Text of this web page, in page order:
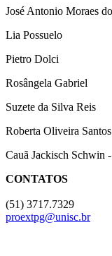
José Antonio Moraes
Lia Possuelo
Pietro Dolci
Rosângela Gabriel
Suzete da Silva Reis
Roberta Oliveira
Cauã Jackisch Schwin
CONTATOS
(51) 3717.7329
proextpg@unisc.br